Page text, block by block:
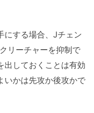
にする場合、Jチェン
リーチャーを抑制で
出しておくことは有効
いかは先攻か後攻かで